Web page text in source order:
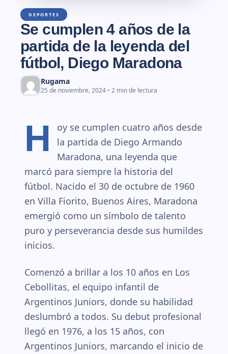
DEPORTES
Se cumplen 4 años de la
partida de la leyenda del
fútbol, Diego Maradona
Rugama
25 de noviembre, 2024 • 2 min de lectura
H
oy se cumplen cuatro años desde
la partida de Diego Armando
Maradona, una leyenda que
marcó para siempre la historia del
fútbol. Nacido el 30 de octubre de 1960
en Villa Fiorito, Buenos Aires, Maradona
emergió como un símbolo de talento
puro y perseverancia desde sus humildes
inicios.
Comenzó a brillar a los 10 años en Los
Cebollitas, el equipo infantil de
Argentinos Juniors, donde su habilidad
deslumbró a todos. Su debut profesional
llegó en 1976, a los 15 años, con
Argentinos Juniors, marcando el inicio de